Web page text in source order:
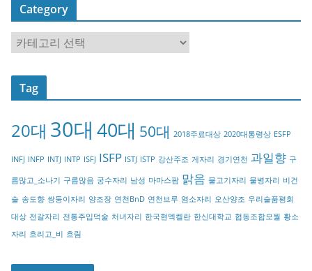
Category
a
t
o
y
Tag
20대 30대 40대 50대 2018주료대상 2020대통령상 ESFP
INFJ INFP INTJ INTP ISFJ ISFP ISTJ ISTP 강산주조 게자리 경기연천 과일향 구
름많고_소나기 구름많음 궁수자리 남성 마마스팜 맑음 물고기자리 물병자리 비건
술 송도향 쌍둥이자리 양조장 연천BnD 연천브루 염소자리 오산양조 우리술품평회
대상 전갈자리 전통주입덕술 처녀자리 한국현멕켈란 한신대학교 협동조합모월 황소
자리 흐리고_비 흐림